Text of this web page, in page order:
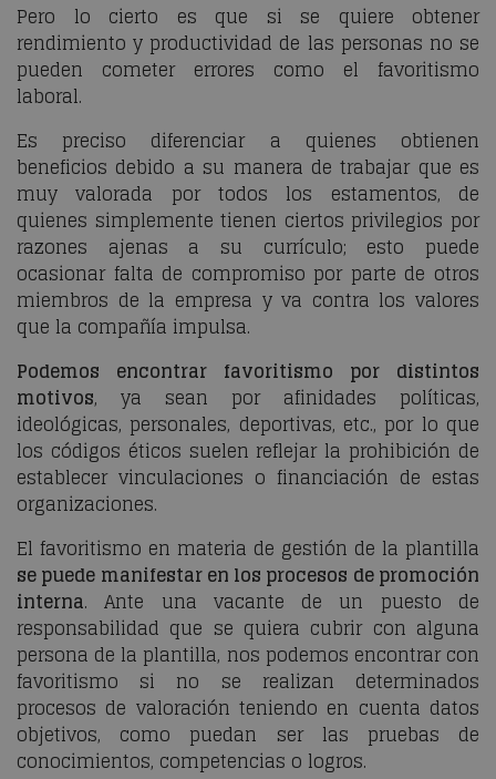
Pero lo cierto es que si se quiere obtener
rendimiento y productividad de las personas no se
pueden cometer errores como el favoritismo
laboral.
Es preciso diferenciar a quienes obtienen
beneficios debido a su manera de trabajar que es
muy valorada por todos los estamentos, de
quienes simplemente tienen ciertos privilegios por
razones ajenas a su currículo; esto puede
ocasionar falta de compromiso por parte de otros
miembros de la empresa y va contra los valores
que la compañía impulsa.
Podemos encontrar favoritismo por distintos
motivos, ya sean por afinidades políticas,
ideológicas, personales, deportivas, etc., por lo que
los códigos éticos suelen reflejar la prohibición de
establecer vinculaciones o financiación de estas
organizaciones.
El favoritismo en materia de gestión de la plantilla
se puede manifestar en los procesos de promoción
interna. Ante una vacante de un puesto de
responsabilidad que se quiera cubrir con alguna
persona de la plantilla, nos podemos encontrar con
favoritismo si no se realizan determinados
procesos de valoración teniendo en cuenta datos
objetivos, como puedan ser las pruebas de
conocimientos, competencias o logros.